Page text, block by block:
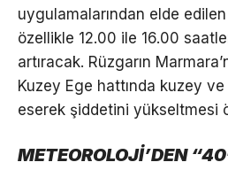
uygulamalarından elde
özellikle 12.00 ile 16.00
artıracak. Rüzgarın
Kuzey Ege hattında kuzey
eserek şiddetini yükseltmesi
METEOROLOJİ’DEN